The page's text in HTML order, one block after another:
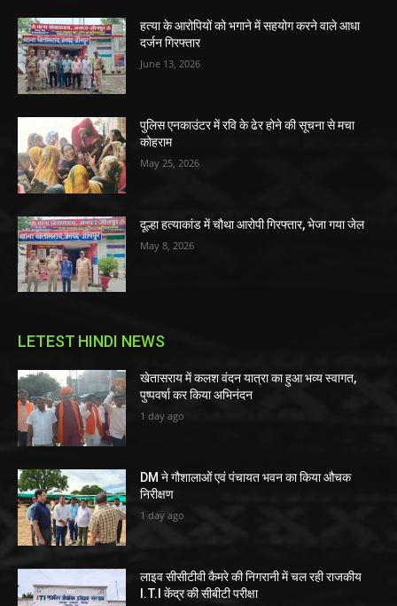
हत्या के आरोपियों को भगाने में सहयोग करने वाले आधा
दर्जन गिरफ्तार
June 13, 2026
पुलिस एनकाउंटर में रवि के ढेर होने की सूचना से मचा
कोहराम
May 25, 2026
दूल्हा हत्याकांड में चौथा आरोपी गिरफ्तार, भेजा गया जेल
May 8, 2026
LETEST HINDI NEWS
खेतासराय में कलश वंदन यात्रा का हुआ भव्य स्वागत,
पुष्पवर्षा कर किया अभिनंदन
1 day ago
DM ने गौशालाओं एवं पंचायत भवन का किया औचक
निरीक्षण
1 day ago
लाइव सीसीटीवी कैमरे की निगरानी में चल रही राजकीय
I.T.I केंद्र की सीबीटी परीक्षा